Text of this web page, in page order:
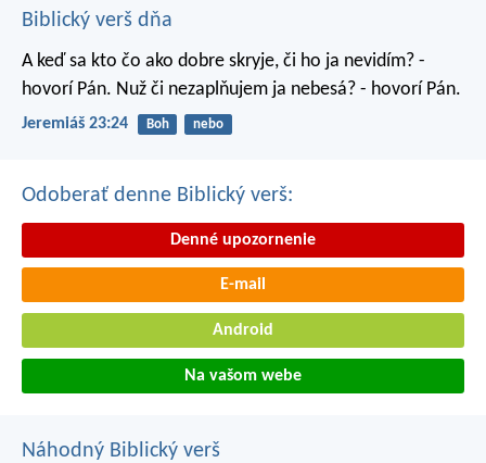
Biblický verš dňa
A keď sa kto čo ako dobre skryje, či ho ja nevidím? -
hovorí Pán. Nuž či nezaplňujem ja nebesá? - hovorí Pán.
Jeremiáš 23:24 Boh nebo
Odoberať denne Biblický verš:
Denné upozornenie
E-mail
Android
Na vašom webe
Náhodný Biblický verš